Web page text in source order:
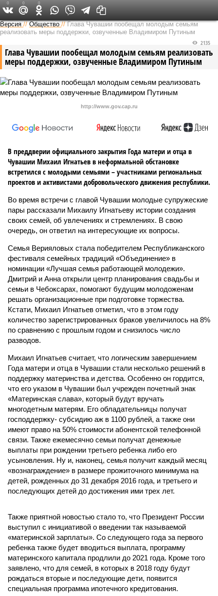
Версия в Чувашии
Версия //Общество //Глава Чувашии пообещал молодым семьям
реализовать меры поддержки, озвученные Владимиром Путиным
Глава Чувашии пообещал молодым семьям реализовать
меры поддержки, озвученные Владимиром Путиным
2135
http://www.gov.cap.ru
В преддверии официального закрытия Года матери и отца в
Чувашии Михаил Игнатьев в неформальной обстановке
встретился с молодыми семьями – участниками региональных
проектов и активистами добровольческого движения республики.
Во время встречи с главой Чувашии молодые супружеские
пары рассказали Михаилу Игнатьеву истории создания
своих семей, об увлечениях и стремлениях. В свою
очередь, он ответил на интересующие их вопросы.
Семья Верияловых стала победителем Республиканского
фестиваля семейных традиций «Объединение» в
номинации «Лучшая семья работающей молодежи».
Дмитрий и Анна открыли центр планирования свадьбы и
семьи в Чебоксарах, помогают будущим молодоженам
решать организационные при подготовке торжества.
Кстати, Михаил Игнатьев отметил, что в этом году
количество зарегистрированных браков увеличилось на 8%
по сравнению с прошлым годом и снизилось число
разводов.
Михаил Игнатьев считает, что логическим завершением
Года матери и отца в Чувашии стали несколько решений в
поддержку материнства и детства. Особенно он гордится,
что его указом в Чувашии был учрежден почетный знак
«Материнская слава», который будут вручать
многодетным матерям. Его обладательницы получат
господдержку- субсидию аж в 1100 рублей, а также они
имеют право на 50% стоимости абонентской телефонной
связи. Также ежемесячно семьи получат денежные
выплаты при рождении третьего ребенка либо его
усыновления. Ну и, наконец, семья получит каждый месяц
«вознаграждение» в размере прожиточного минимума на
детей, рожденных до 31 декабря 2016 года, и третьего и
последующих детей до достижения ими трех лет.
Также приятной новостью стало то, что Президент России
выступил с инициативой о введении так называемой
«материнской зарплаты». Со следующего года за первого
ребенка также будет вводиться выплата, программу
материнского капитала продлили до 2021 года. Кроме того
заявлено, что для семей, в которых в 2018 году будут
рождаться вторые и последующие дети, появится
специальная программа ипотечного кредитования.
0 0 0